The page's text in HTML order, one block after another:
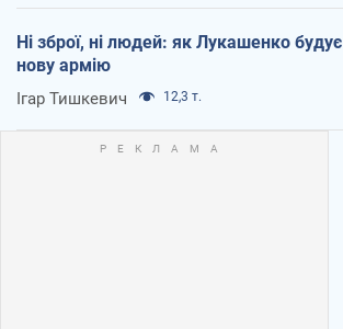
Ні зброї, ні людей: як Лукашенко будує
нову армію
Ігар Тишкевич 12,3 т.